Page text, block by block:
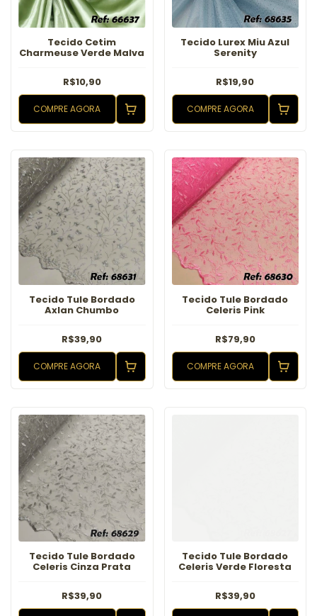
Tecido Cetim
Charmeuse Verde Malva
R$10,90
COMPRE AGORA
Tecido Lurex Miu Azul
Serenity
R$19,90
COMPRE AGORA
Tecido Tule Bordado
Axlan Chumbo
R$39,90
COMPRE AGORA
Tecido Tule Bordado
Celeris Pink
R$79,90
COMPRE AGORA
Tecido Tule Bordado
Celeris Cinza Prata
R$39,90
Tecido Tule Bordado
Celeris Verde Floresta
R$39,90